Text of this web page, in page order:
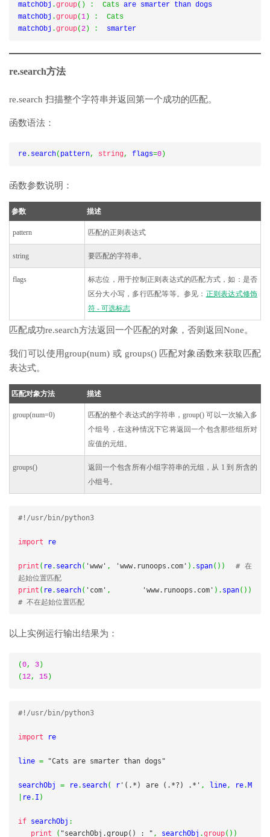
matchObj .group() : Cats are smarter than dogs
matchObj .group(1 ) :
Cats
matchObj .group(2 ) :
  smarter
re.search方法
re.search 扫描整个字符串并返回第一个成功的匹配。
函数语法：
re . search( pattern, string, flags=0 )
函数参数说明：
参数 描述
pattern 匹配的正则表达式
string 要匹配的字符串。
flags
标志位，用于控制正则表达式的匹配方式，如：是否
区分大小写，多行匹配等等。参见： 正则表达式修饰
符 - 可选标志
匹配成功re.search方法返回一个匹配的对象，否则返回None。
我们可以使用group(num) 或 groups() 匹配对象函数来获取匹配
表达式。
匹配对象方法 描述
group(num=0)
匹配的整个表达式的字符串，group() 可以一次输入多
个组号，在这种情况下它将返回一个包含那些组所对
应值的元组。
groups()
返回一个包含所有小组字符串的元组，从 1 到 所含的
小组号。
#!/usr/bin/python3
import re
print ( re. search( 'www' , 'www.runoops.com' ). span())
# 在
起始位置匹配
print ( re. search( 'com' , 'www.runoops.com' ). span())
# 不在起始位置匹配
以上实例运行输出结果为：
(0, 3 )
(12, 15 )
#!/usr/bin/python3
import re
line = "Cats are smarter than dogs"
searchObj = re. search( r '(.*) are (.*?) .*' , line, re. M
re. I )
if searchObj :
print
( "searchObj.group() : " , searchObj .group())